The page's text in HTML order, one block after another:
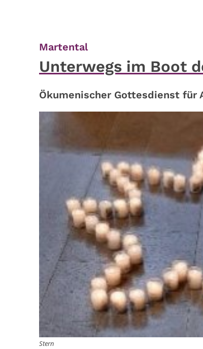
Martental:
Unterwegs im Boot
Ökumenischer Gottesdienst für
Stern